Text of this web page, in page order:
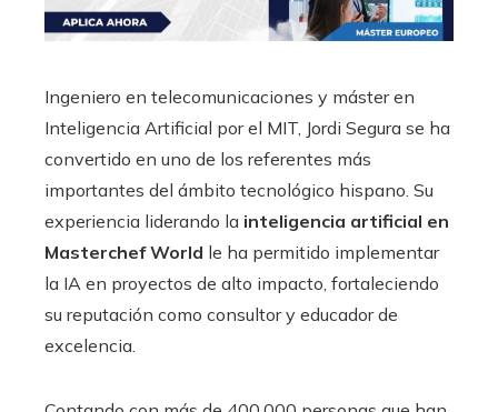
Ingeniero en telecomunicaciones y máster en
Inteligencia Artificial por el MIT, Jordi Segura se ha
convertido en uno de los referentes más
importantes del ámbito tecnológico hispano. Su
experiencia liderando la inteligencia artificial en
Masterchef World le ha permitido implementar
la IA en proyectos de alto impacto, fortaleciendo
su reputación como consultor y educador de
excelencia.